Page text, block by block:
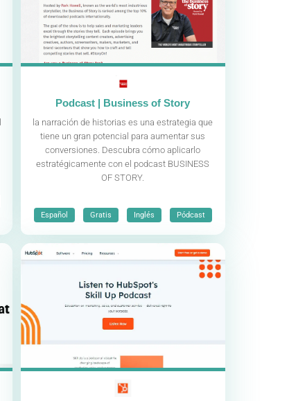
Podcast | Business of Story
la narración de historias es una estrategia que
tiene un gran potencial para aumentar sus
conversiones. Descubra cómo aplicarlo
estratégicamente con el podcast BUSINESS
OF STORY.
Español Gratis Inglés Pódcast